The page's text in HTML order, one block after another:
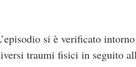
si è verificato
traumi fisici in seguito